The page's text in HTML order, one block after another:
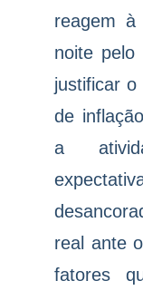
reagem à
noite pelo
justificar
de
a
real ante
fatores